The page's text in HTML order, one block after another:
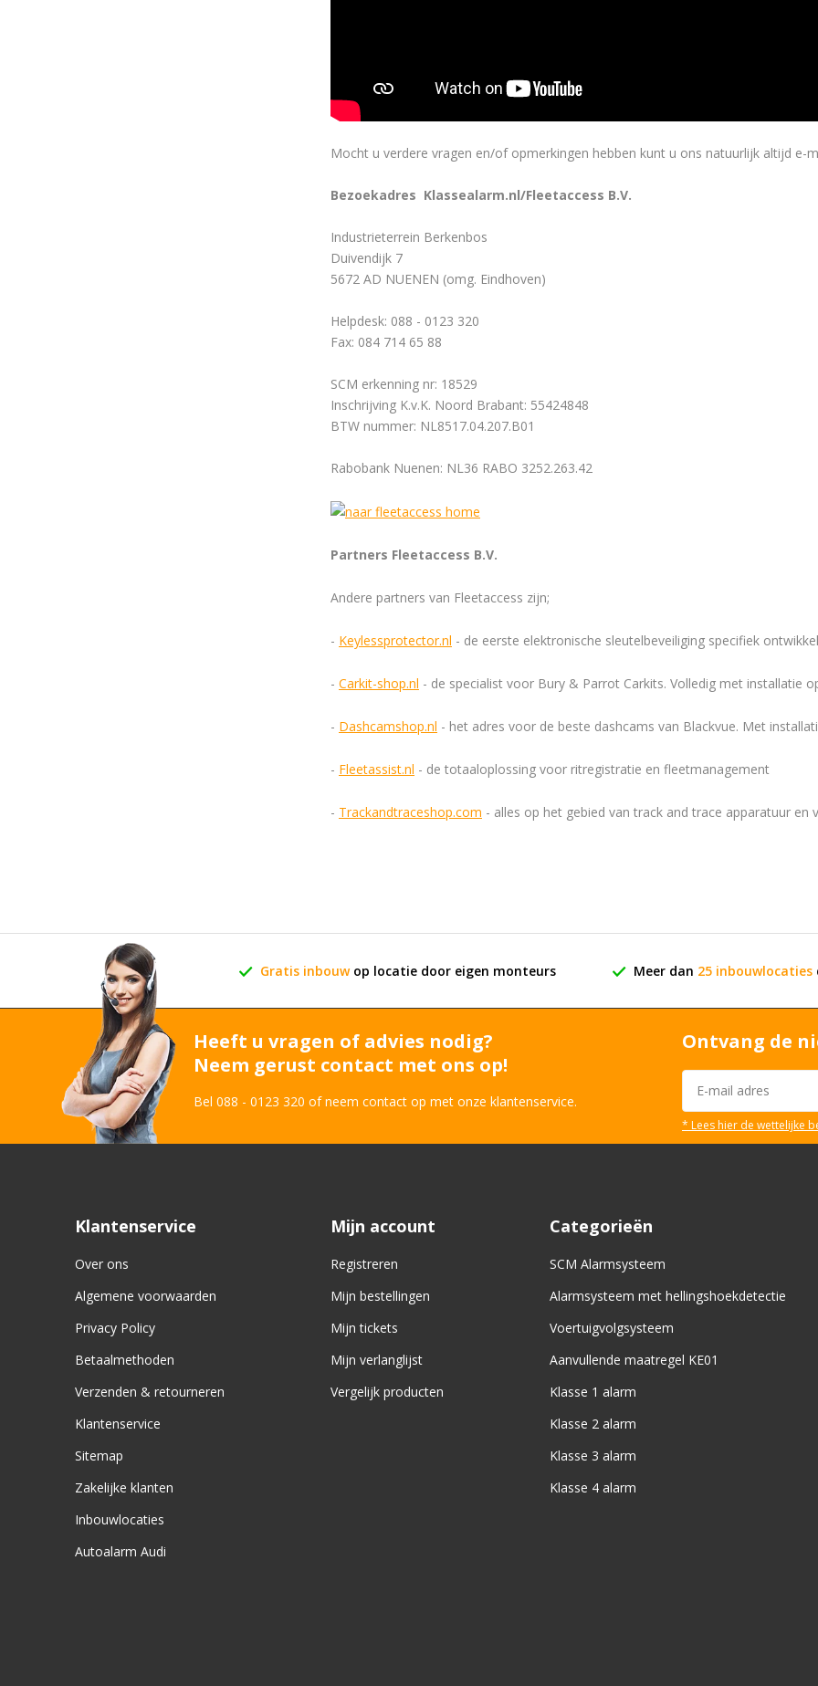
Mocht u verdere vragen en/of opmerkingen hebben kunt u ons natuurlijk altijd e-
Bezoekadres Klassealarm.nl/Fleetaccess B.V.
Industrieterrein Berkenbos
Duivendijk 7
5672 AD NUENEN (omg. Eindhoven)
Helpdesk: 088 - 0123 320
Fax: 084 714 65 88
SCM erkenning nr: 18529
Inschrijving K.v.K. Noord Brabant: 55424848
BTW nummer: NL8517.04.207.B01
Rabobank Nuenen: NL36 RABO 3252.263.42
Partners Fleetaccess B.V.
Andere partners van Fleetaccess zijn;
- Keylessprotector.nl - de eerste elektronische sleutelbeveiliging specifiek
- Carkit-shop.nl - de specialist voor Bury & Parrot Carkits. Volledig met installatie
- Dashcamshop.nl - het adres voor de beste dashcams van Blackvue. Met
- Fleetassist.nl - de totaaloplossing voor ritregistratie en fleetmanagement
- Trackandtraceshop.com - alles op het gebied van track and trace apparatuur en
Gratis inbouwop locatie door eigen monteurs Meer dan 25 inbouwlocaties
Heeft u vragen of advies nodig?
Neem gerust contact met ons op!
Bel 088 - 0123 320 of neem contact op met onze klantenservice.
Ontvang de
* Lees hier de wettelijke
Klantenservice
Over ons
Algemene voorwaarden
Privacy Policy
Betaalmethoden
Verzenden & retourneren
Klantenservice
Sitemap
Zakelijke klanten
Inbouwlocaties
Autoalarm Audi
Mijn account
Registreren
Mijn bestellingen
Mijn tickets
Mijn verlanglijst
Vergelijk producten
Categorieën
SCM Alarmsysteem
Alarmsysteem met hellingshoekdetectie
Voertuigvolgsysteem
Aanvullende maatregel KE01
Klasse 1 alarm
Klasse 2 alarm
Klasse 3 alarm
Klasse 4 alarm